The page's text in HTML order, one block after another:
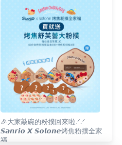
🎉大家敲碗的粉撲回來啦.ᐟ‪‪.ᐟ
𝙎𝙖𝙣𝙧𝙞𝙤 𝙓 𝙎𝙤𝙡𝙤𝙣𝙚烤焦粉撲全家
福